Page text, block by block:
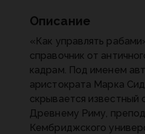
Описание
«Как управлять
справочник от
кадрам. Под именем
аристократа Марка
скрывается известный
Древнему Риму,
Кембриджского